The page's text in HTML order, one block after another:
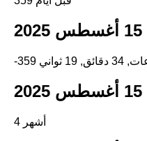
4 أشهر